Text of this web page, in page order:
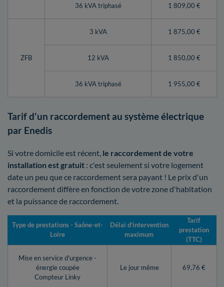
36 kVA triphasé 1 809,00 €
ZFB
3 kVA 1 875,00 €
12 kVA 1 850,00 €
36 kVA triphasé 1 955,00 €
Tarif d'un raccordement au système électrique
par Enedis
Si votre domicile est récent, le raccordement de votre
installation est gratuit : c'est seulement si votre logement
date un peu que ce raccordement sera payant ! Le prix d'un
raccordement diffère en fonction de votre zone d'habitation
et la puissance de raccordement.
Type de prestations - Saône-et-
Loire
Délai d’intervention
maximum
Tarif
prestation
(TTC)
Mise en service d'urgence -
énergie coupée
Compteur Linky
Le jour même 69,76 €